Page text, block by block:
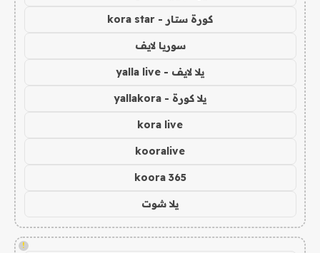
كورة ستار - kora star
سوريا لايف
يلا لايف - yalla live
يلا كورة - yallakora
kora live
kooralive
koora 365
يلا شوت
!